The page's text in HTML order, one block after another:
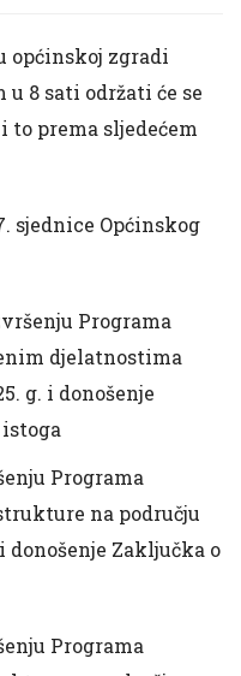
općinskoj zgradi
u 8 sati održati će se
to prema sljedećem
sjednice Općinskog
Programa
djelatnostima
g. i donošenje
Programa
na području
donošenje Zaključka o
Programa